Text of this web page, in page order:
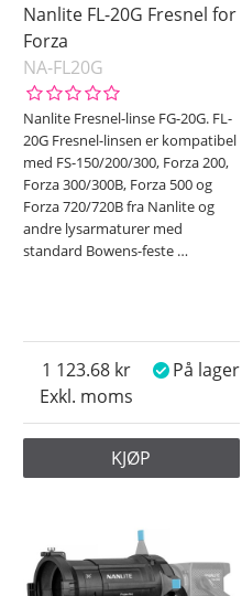
Nanlite FL-20G Fresnel for
Forza
NA-FL20G
Nanlite Fresnel-linse FG-20G. FL-
20G Fresnel-linsen er kompatibel
med FS-150/200/300, Forza 200,
Forza 300/300B, Forza 500 og
Forza 720/720B fra Nanlite og
andre lysarmaturer med
standard Bowens-feste …
Exkl. moms
1 123.68 På lager
KJØP